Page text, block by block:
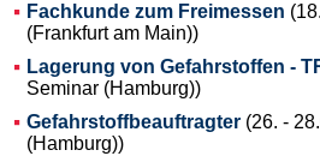
Fachkunde zum Freimessen
(Frankfurt am Main))
Lagerung von Gefahrstoffen -
Seminar (Hamburg))
Gefahrstoffbeauftragter (26. -
(Hamburg))